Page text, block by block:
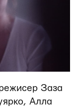
Заза
Алла